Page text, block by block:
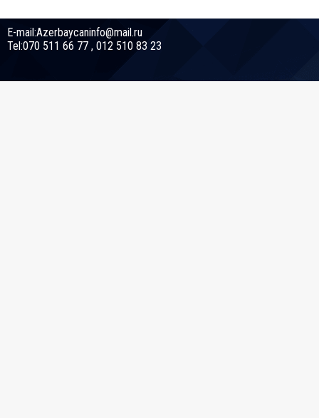
E-mail:Azerbaycaninfo@mail.ru
Tel:070 511 66 77 , 012 510 83 23